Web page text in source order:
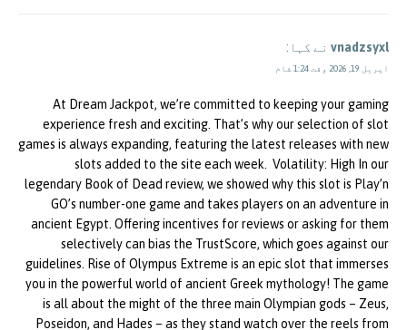
vnadzsyxl نے کہا:
اپریل 19, 2026 وقت 1:24 شام
At Dream Jackpot, we’re committed to keeping your gaming
experience fresh and exciting. That’s why our selection of slot
games is always expanding, featuring the latest releases with new
slots added to the site each week. Volatility: High In our
legendary Book of Dead review, we showed why this slot is Play’n
GO’s number-one game and takes players on an adventure in
ancient Egypt. Offering incentives for reviews or asking for them
selectively can bias the TrustScore, which goes against our
guidelines. Rise of Olympus Extreme is an epic slot that immerses
you in the powerful world of ancient Greek mythology! The game
is all about the might of the three main Olympian gods – Zeus,
Poseidon, and Hades – as they stand watch over the reels from